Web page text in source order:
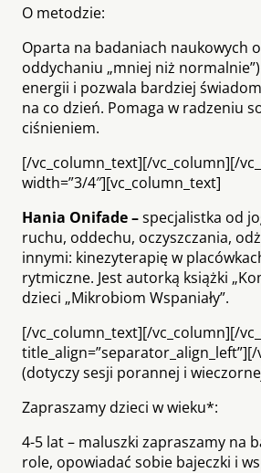
O metodzie:
Oparta na badaniach naukowych
oddychaniu „mniej niż
energii i pozwala bardziej
na co dzień. Pomaga w radzeniu
ciśnieniem.
[/vc_column_text][/vc_column][/
width=”3/4″][vc_column_text]
Hania Onifade –specjalistka od
ruchu, oddechu, oczyszczania,
innymi: kinezyterapię w
rytmiczne. Jest autorką książki
dzieci „Mikrobiom Wspaniały”.
[/vc_column_text][/vc_column][/
(dotyczy sesji porannej i
Zapraszamy dzieci w wieku*:
4-5 lat – maluszki zapraszamy na
role, opowiadać sobie bajeczki i